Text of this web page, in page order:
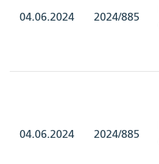
04.06.2024 2024/885
04.06.2024 2024/885